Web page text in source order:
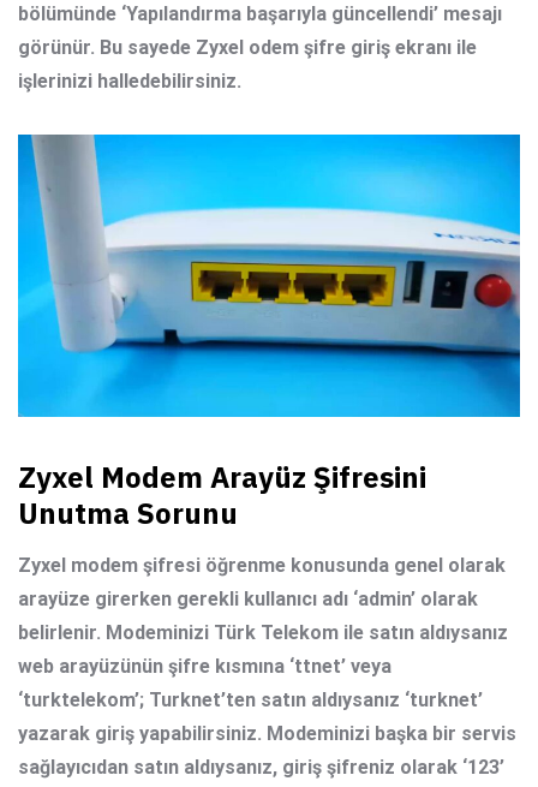
bölümünde ‘Yapılandırma başarıyla güncellendi’ mesajı
görünür. Bu sayede Zyxel odem şifre giriş ekranı ile
işlerinizi halledebilirsiniz.
Zyxel Modem Arayüz Şifresini
Unutma Sorunu
Zyxel modem şifresi öğrenme konusunda genel olarak
arayüze girerken gerekli kullanıcı adı ‘admin’ olarak
belirlenir. Modeminizi Türk Telekom ile satın aldıysanız
web arayüzünün şifre kısmına ‘ttnet’ veya
‘turktelekom’; Turknet’ten satın aldıysanız ‘turknet’
yazarak giriş yapabilirsiniz. Modeminizi başka bir servis
sağlayıcıdan satın aldıysanız, giriş şifreniz olarak ‘123’